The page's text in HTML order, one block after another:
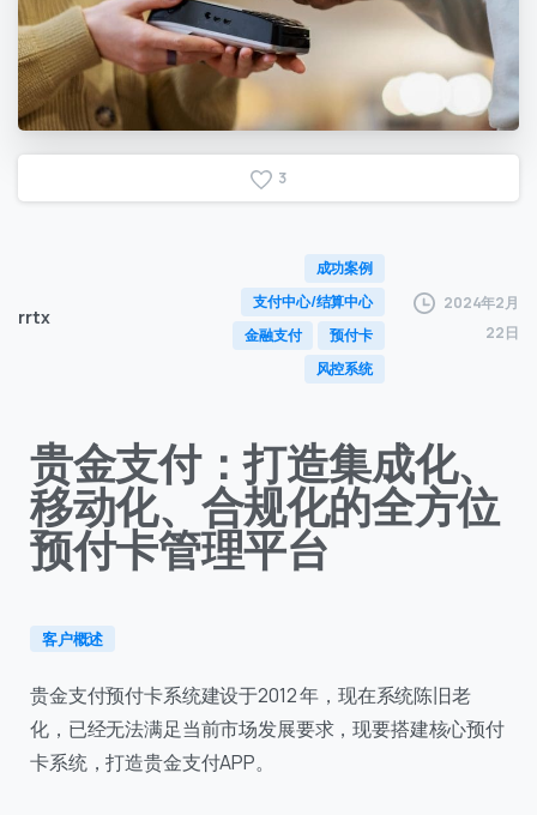
3
rrtx
成功案例
支付中心/结算中心
金融支付
预付卡
风控系统
2024年2月
22日
贵金支付：打造集成化、
移动化、合规化的全方位
预付卡管理平台
客户概述
贵金支付预付卡系统建设于2012 年，现在系统陈旧老
化，已经无法满足当前市场发展要求，现要搭建核心预付
卡系统，打造贵金支付APP。